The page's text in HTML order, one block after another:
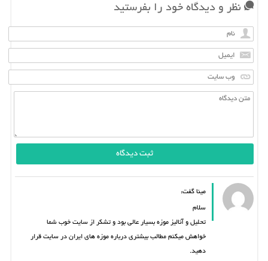
نظر و دیدگاه خود را بفرستید
مینا گفت:
سلام
تحلیل و آنالیز موزه بسیار عالی بود و تشکر از سایت خوب شما
خواهش میکنم مطالب بیشتری درباره موزه های ایران در سایت قرار
دهید.